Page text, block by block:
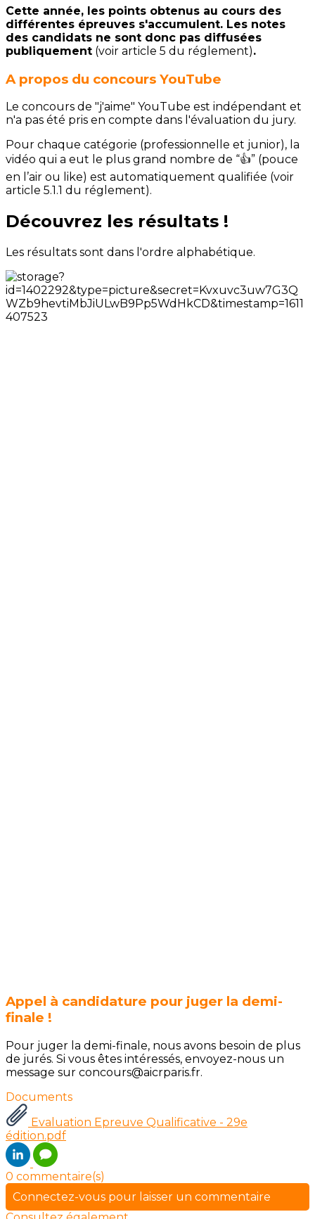
Cette année, les points obtenus au cours des
différentes épreuves s'accumulent. Les notes
des candidats ne sont donc pas diffusées
publiquement (voir article 5 du réglement).
A propos du concours YouTube
Le concours de "j'aime" YouTube est indépendant et
n'a pas été pris en compte dans l'évaluation du jury.
Pour chaque catégorie (professionnelle et junior), la
vidéo qui a eut le plus grand nombre de “👍” (pouce
en l’air ou like) est automatiquement qualifiée (voir
article 5.1.1 du réglement).
Découvrez les résultats !
Les résultats sont dans l'ordre alphabétique.
Appel à candidature pour juger la demi-
finale !
Pour juger la demi-finale, nous avons besoin de plus
de jurés. Si vous êtes intéressés, envoyez-nous un
message sur concours@aicrparis.fr.
Documents
Evaluation Epreuve Qualificative - 29e
édition.pdf
0 commentaire(s)
Connectez-vous pour laisser un commentaire